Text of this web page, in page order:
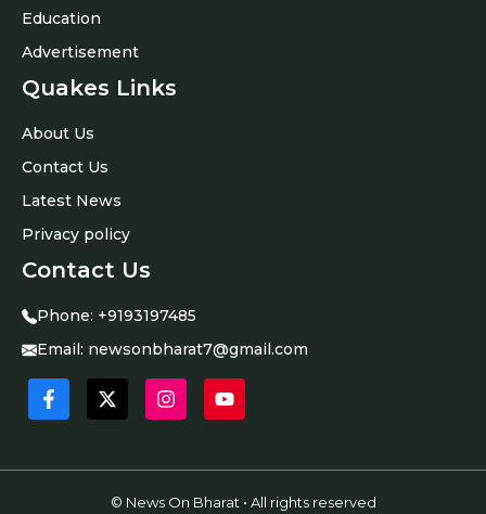
Education
Advertisement
Quakes Links
About Us
Contact Us
Latest News
Privacy policy
Contact Us
Phone: +9193197485
Email: newsonbharat7@gmail.com
© News On Bharat • All rights reserved